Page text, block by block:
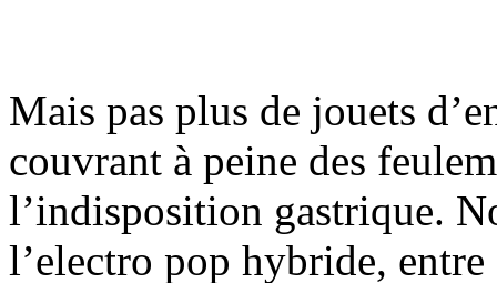
Mais pas plus de jouets
couvrant à peine des
l’indisposition gastrique.
l’electro pop hybride,